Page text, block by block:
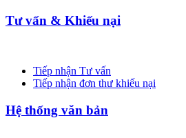
Tư vấn & Khiếu nại
Tiếp nhận Tư vấn
Tiếp nhận đơn thư khiếu nại
Hệ thống văn bản